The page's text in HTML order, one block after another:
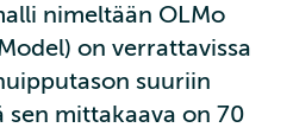
nimeltään OLMo
on verrattavissa
suuriin
sen mittakaava on 70